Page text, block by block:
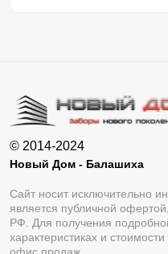
© 2014-2024
Новый Дом - Балашиха
Сайт носит исключительно
является публичной
РФ. Для получения
характеристиках и